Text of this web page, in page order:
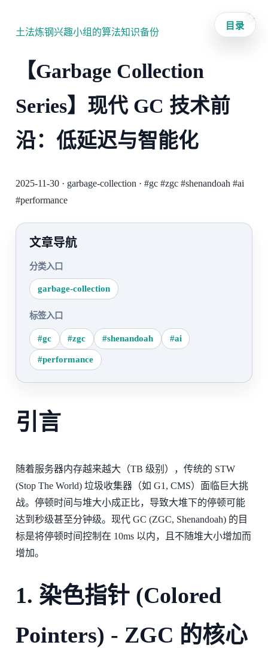
土法炼钢兴趣小组的算法知识备份
【Garbage Collection
Series】现代 GC 技术前
沿：低延迟与智能化
2025-11-30· garbage-collection · #gc #zgc #shenandoah #ai
#performance
文章导航
分类入口
garbage-collection
标签入口
#gc #zgc #shenandoah #ai
#performance
引言
随着服务器内存越来越大（TB 级别），传统的 STW
(Stop The World) 垃圾收集器（如 G1, CMS）面临巨大挑
战。停顿时间与堆大小成正比，导致大堆下的停顿可能
达到秒级甚至分钟级。现代 GC (ZGC, Shenandoah) 的目
标是将停顿时间控制在 10ms 以内，且不随堆大小增加而
增加。
1. 染色指针 (Colored
Pointers) - ZGC 的核心
目录